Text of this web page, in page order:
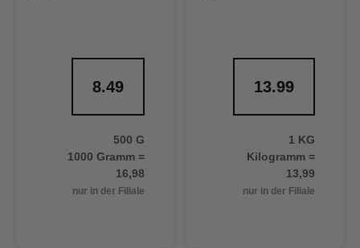
8.49
500 G
1000 Gramm =
16,98
nur in der Filiale
13.99
1 KG
Kilogramm =
13,99
nur in der Filiale